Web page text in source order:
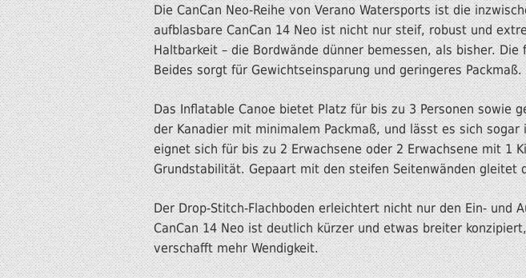
Die CanCan Neo-Reihe von Verano Watersports ist die
aufblasbare CanCan 14 Neo ist nicht nur steif, robust und
Haltbarkeit – die Bordwände dünner bemessen, als bisher.
Beides sorgt für Gewichtseinsparung und geringeres Packmaß.
Das Inflatable Canoe bietet Platz für bis zu 3 Personen sowie
der Kanadier mit minimalem Packmaß, und lässt es sich
eignet sich für bis zu 2 Erwachsene oder 2 Erwachsene mit 1
Grundstabilität. Gepaart mit den steifen Seitenwänden gleitet
Der Drop-Stitch-Flachboden erleichtert nicht nur den Ein- und
CanCan 14 Neo ist deutlich kürzer und etwas breiter
verschafft mehr Wendigkeit.